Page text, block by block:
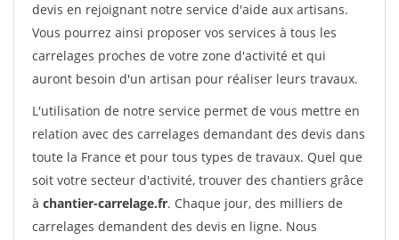
devis en rejoignant notre service d'aide aux artisans.
Vous pourrez ainsi proposer vos services à tous les
carrelages proches de votre zone d'activité et qui
auront besoin d'un artisan pour réaliser leurs travaux.
L'utilisation de notre service permet de vous mettre en
relation avec des carrelages demandant des devis dans
toute la France et pour tous types de travaux. Quel que
soit votre secteur d'activité, trouver des chantiers grâce
à chantier-carrelage.fr. Chaque jour, des milliers de
carrelages demandent des devis en ligne. Nous